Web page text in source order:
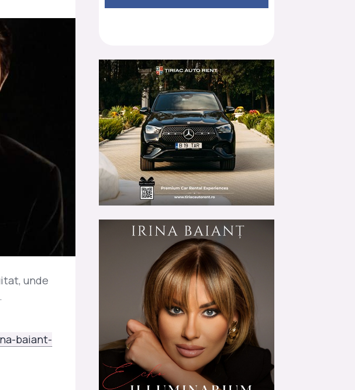
unde
baiant-